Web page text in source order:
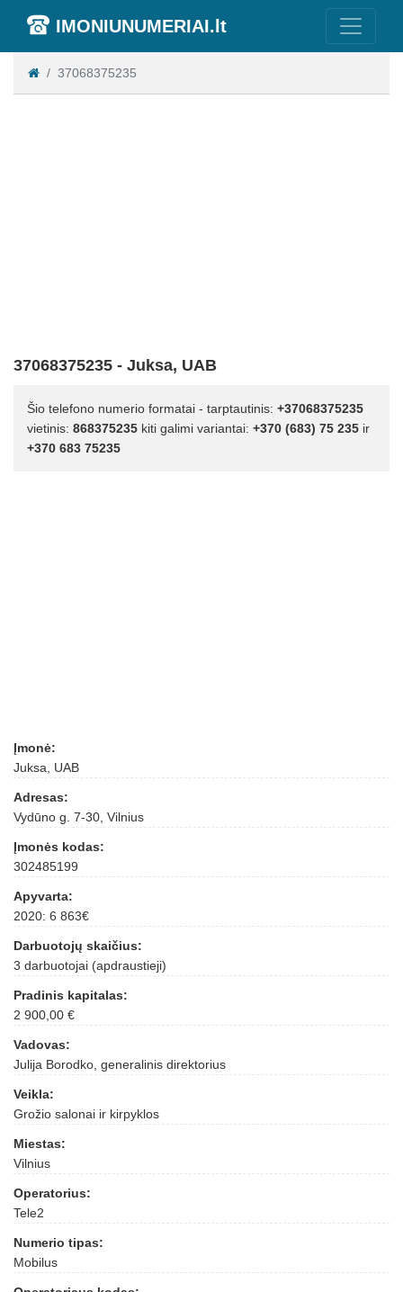
IMONIUNUMERIAI.lt
37068375235
37068375235 - Juksa, UAB
Šio telefono numerio formatai - tarptautinis: +37068375235
vietinis: 868375235 kiti galimi variantai: +370 (683) 75 235 ir
+370 683 75235
Įmonė:
Juksa, UAB
Adresas:
Vydūno g. 7-30, Vilnius
Įmonės kodas:
302485199
Apyvarta:
2020: 6 863€
Darbuotojų skaičius:
3 darbuotojai (apdraustieji)
Pradinis kapitalas:
2 900,00 €
Vadovas:
Julija Borodko, generalinis direktorius
Veikla:
Grožio salonai ir kirpyklos
Miestas:
Vilnius
Operatorius:
Tele2
Numerio tipas:
Mobilus